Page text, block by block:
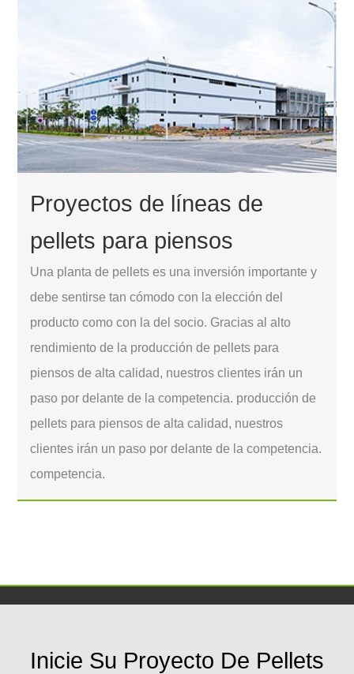
Proyectos de líneas de
pellets para piensos
Una planta de pellets es una inversión importante y
debe sentirse tan cómodo con la elección del
producto como con la del socio. Gracias al alto
rendimiento de la producción de pellets para
piensos de alta calidad, nuestros clientes irán un
paso por delante de la competencia. producción de
pellets para piensos de alta calidad, nuestros
clientes irán un paso por delante de la competencia.
competencia.
Inicie Su Proyecto De Pellets